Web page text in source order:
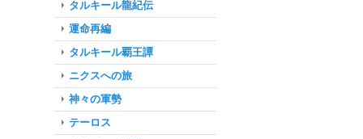
タルキール龍紀伝
運命再編
タルキール覇王譚
ニクスへの旅
神々の軍勢
テーロス